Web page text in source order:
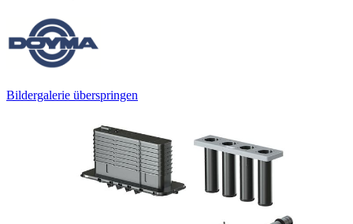
Bildergalerie überspringen